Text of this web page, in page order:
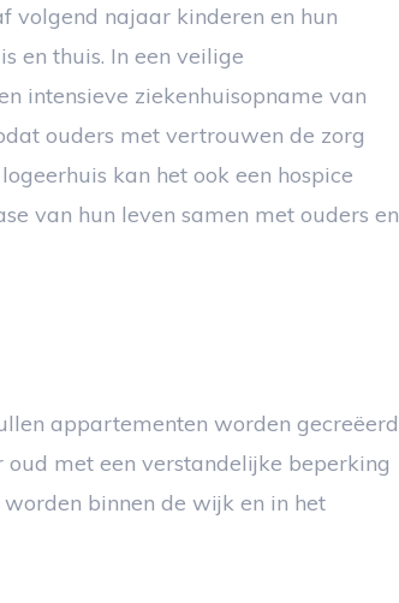
volgend najaar kinderen en hun
en thuis. In een veilige
intensieve ziekenhuisopname van
ouders met vertrouwen de zorg
kan het ook een hospice
van hun leven samen met ouders en
appartementen worden gecreëerd
met een verstandelijke beperking
binnen de wijk en in het